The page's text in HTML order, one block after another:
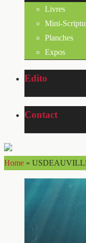
Livres
Mini-
Planches
Expos
Edito
Contact
Home »